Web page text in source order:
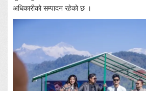
अधिकारीको सम्पादन रहेको छ ।